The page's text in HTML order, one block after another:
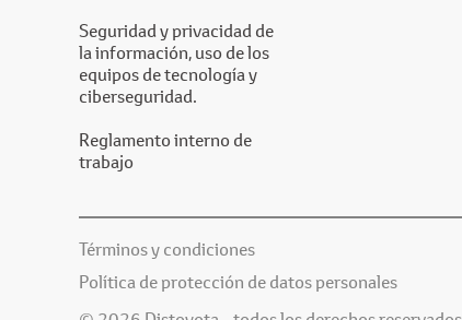
Seguridad y privacidad de
la información, uso de los
equipos de tecnología y
ciberseguridad.
Reglamento interno de
trabajo
Términos y condiciones
Política de protección de datos personales